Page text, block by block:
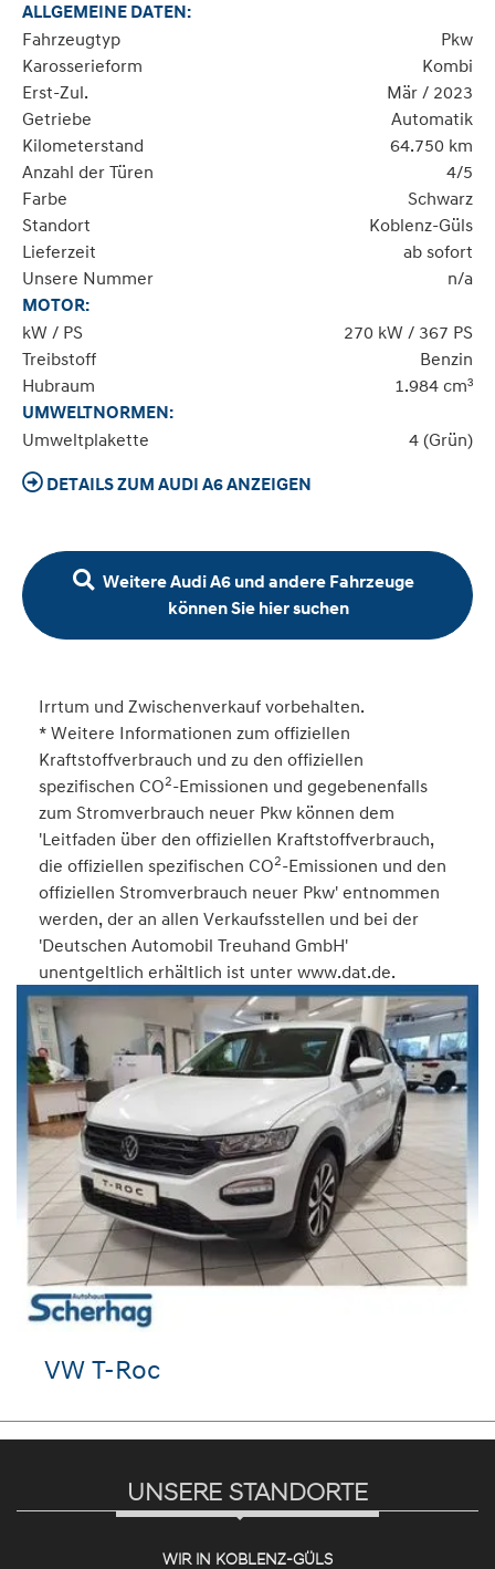
ALLGEMEINE DATEN:
Fahrzeugtyp
Pkw
Karosserieform
Kombi
Erst-Zul.
Mär / 2023
Getriebe
Automatik
Kilometerstand
64.750 km
Anzahl der Türen
4/5
Farbe
Schwarz
Standort
Koblenz-Güls
Lieferzeit
ab sofort
Unsere Nummer
n/a
MOTOR:
kW / PS
270 kW / 367 PS
Treibstoff
Benzin
Hubraum
1.984 cm³
UMWELTNORMEN:
Umweltplakette
4 (Grün)
DETAILS ZUM AUDI A6 ANZEIGEN
Weitere Audi A6 und andere Fahrzeuge
können Sie hier suchen
Irrtum und Zwischenverkauf vorbehalten.
* Weitere Informationen zum offiziellen
Kraftstoffverbrauch und zu den offiziellen
spezifischen CO2-Emissionen und gegebenenfalls
zum Stromverbrauch neuer Pkw können dem
'Leitfaden über den offiziellen Kraftstoffverbrauch,
die offiziellen spezifischen CO2-Emissionen und den
offiziellen Stromverbrauch neuer Pkw' entnommen
werden, der an allen Verkaufsstellen und bei der
'Deutschen Automobil Treuhand GmbH'
unentgeltlich erhältlich ist unter www.dat.de.
Hyundai SANTA FE
UNSERE STANDORTE
WIR IN KOBLENZ-GÜLS